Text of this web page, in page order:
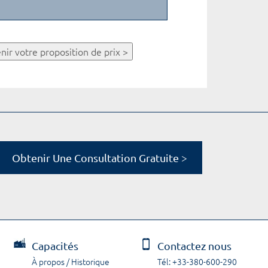
votre proposition de prix >
Obtenir Une Consultation Gratuite >
Capacités
À propos / Historique
Contactez nous
Tél: +33-380-600-290